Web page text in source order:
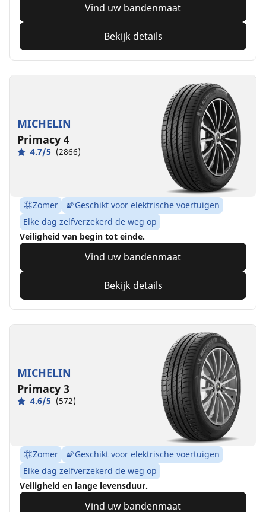
Vind uw bandenmaat
Bekijk details
MICHELIN
Primacy 4
4.7/5 (2866)
Zomer
Geschikt voor elektrische voertuigen
Elke dag zelfverzekerd de weg op
Veiligheid van begin tot einde.
Vind uw bandenmaat
Bekijk details
MICHELIN
Primacy 3
4.6/5 (572)
Zomer
Geschikt voor elektrische voertuigen
Elke dag zelfverzekerd de weg op
Veiligheid en lange levensduur.
Vind uw bandenmaat